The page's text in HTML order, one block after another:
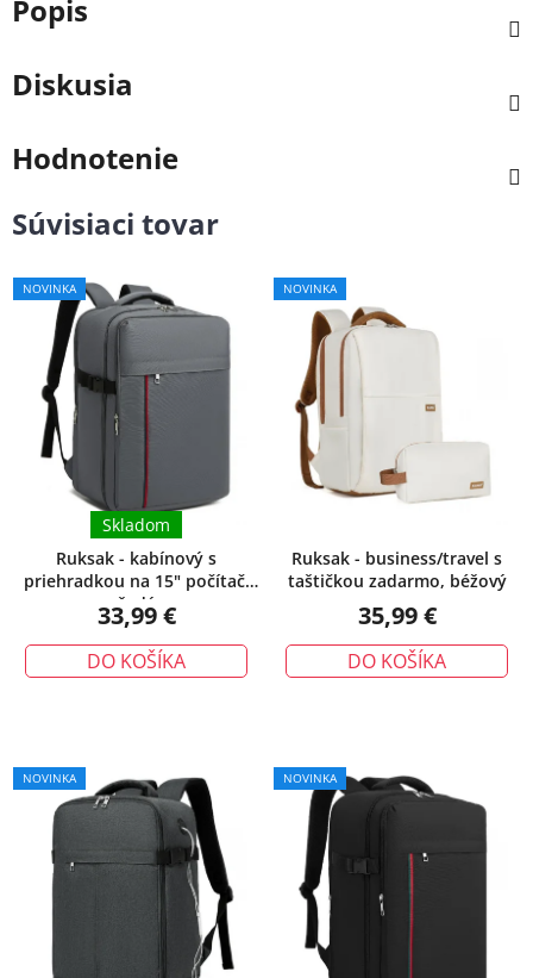
Popis
Diskusia
Hodnotenie
Súvisiaci tovar
NOVINKA
Ruksak - kabínový s
priehradkou na 15" počítač,
šedý
Skladom
33,99 €
DO KOŠÍKA
NOVINKA
Ruksak - business/travel s
taštičkou zadarmo, béžový
35,99 €
DO KOŠÍKA
NOVINKA NOVINKA